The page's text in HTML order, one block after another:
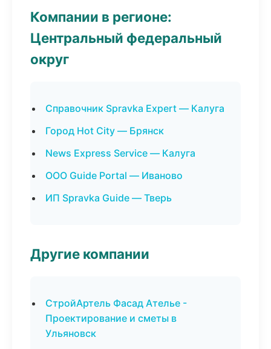
Компании в регионе:
Центральный федеральный
округ
Справочник Spravka Expert — Калуга
Город Hot City — Брянск
News Express Service — Калуга
ООО Guide Portal — Иваново
ИП Spravka Guide — Тверь
Другие компании
СтройАртель Фасад Ателье -
Проектирование и сметы в
Ульяновск